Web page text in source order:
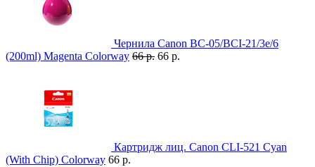
Чернила Canon BC-05/BCI-21/3e/6
(200ml) Magenta Colorway 66 р. 66 р.
Картридж лиц. Canon CLI-521 Cyan
(With Chip) Colorway 66 р.